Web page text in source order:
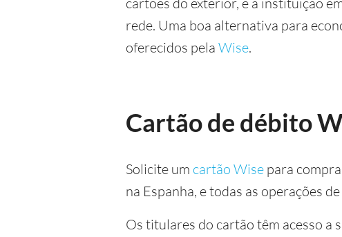
rede. Uma boa alternativa para
oferecidos pela Wise.
Cartão de débito
Solicite um cartão Wise para
na Espanha, e todas as operações
Os titulares do cartão têm acesso a